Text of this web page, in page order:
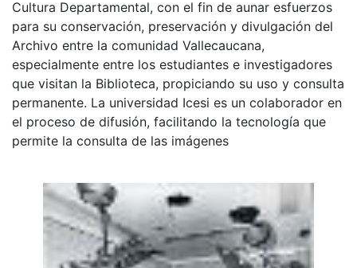
Cultura Departamental, con el fin de aunar esfuerzos
para su conservación, preservación y divulgación del
Archivo entre la comunidad Vallecaucana,
especialmente entre los estudiantes e investigadores
que visitan la Biblioteca, propiciando su uso y consulta
permanente. La universidad Icesi es un colaborador en
el proceso de difusión, facilitando la tecnología que
permite la consulta de las imágenes